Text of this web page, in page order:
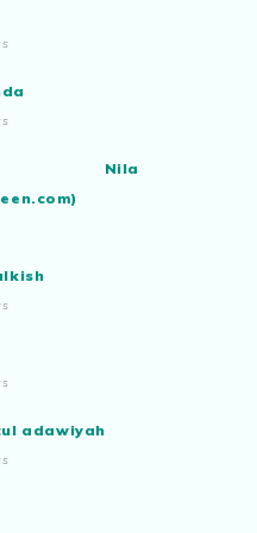
Lupa Rupa
Nila
adawiyah